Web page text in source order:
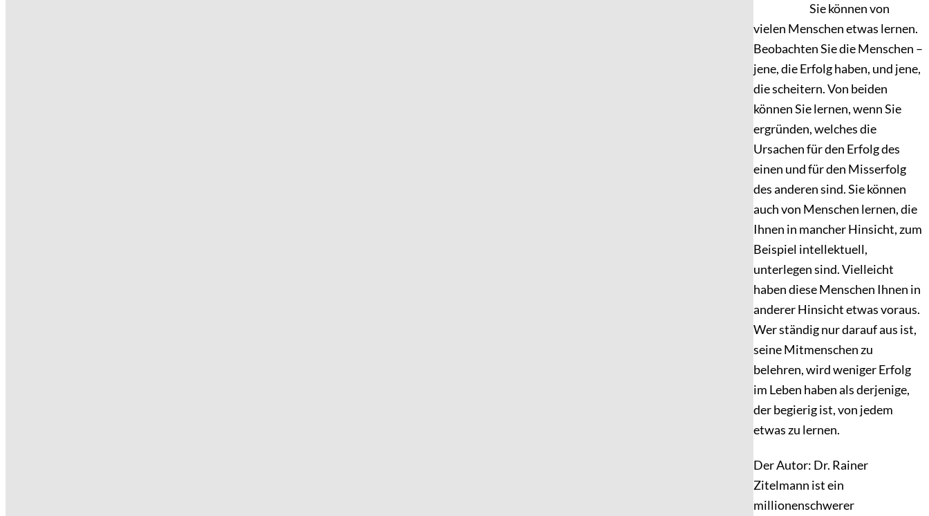
Sie können von
vielen Menschen etwas lernen.
Beobachten Sie die Menschen –
jene, die Erfolg haben, und jene,
die scheitern. Von beiden
können Sie lernen, wenn Sie
ergründen, welches die
Ursachen für den Erfolg des
einen und für den Misserfolg
des anderen sind. Sie können
auch von Menschen lernen, die
Ihnen in mancher Hinsicht, zum
Beispiel intellektuell,
unterlegen sind. Vielleicht
haben diese Menschen Ihnen in
anderer Hinsicht etwas voraus.
Wer ständig nur darauf aus ist,
seine Mitmenschen zu
belehren, wird weniger Erfolg
im Leben haben als derjenige,
der begierig ist, von jedem
etwas zu lernen.
Der Autor: Dr. Rainer
Zitelmann ist ein
millionenschwerer